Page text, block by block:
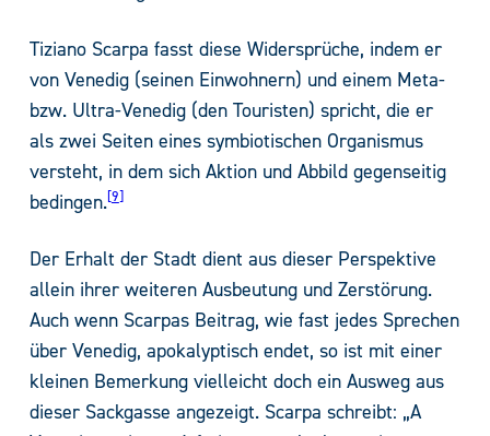
Tiziano Scarpa fasst diese Widersprüche, indem er
von Venedig (seinen Einwohnern) und einem Meta-
bzw. Ultra-Venedig (den Touristen) spricht, die er
als zwei Seiten eines symbiotischen Organismus
versteht, in dem sich Aktion und Abbild gegenseitig
bedingen. 9
Der Erhalt der Stadt dient aus dieser Perspektive
allein ihrer weiteren Ausbeutung und Zerstörung.
Auch wenn Scarpas Beitrag, wie fast jedes Sprechen
über Venedig, apokalyptisch endet, so ist mit einer
kleinen Bemerkung vielleicht doch ein Ausweg aus
dieser Sackgasse angezeigt. Scarpa schreibt: „A